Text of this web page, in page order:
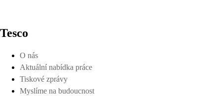
Tesco
O nás
Aktuální nabídka práce
Tiskové zprávy
Myslíme na budoucnost